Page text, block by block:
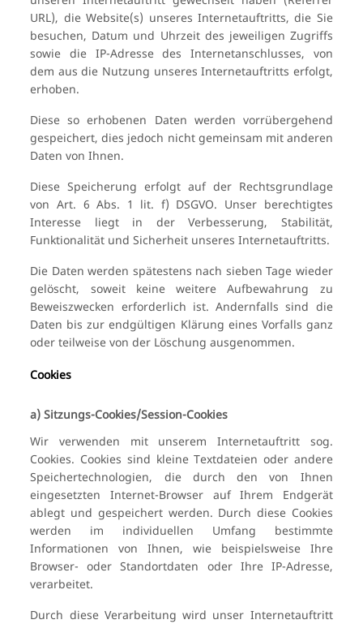
URL), die Website(s) unseres Internetauftritts, die Sie
besuchen, Datum und Uhrzeit des jeweiligen Zugriffs
sowie die IP-Adresse des Internetanschlusses, von
dem aus die Nutzung unseres Internetauftritts erfolgt,
erhoben.
Diese so erhobenen Daten werden vorrübergehend
gespeichert, dies jedoch nicht gemeinsam mit anderen
Daten von Ihnen.
Diese Speicherung erfolgt auf der Rechtsgrundlage
von Art. 6 Abs. 1 lit. f) DSGVO. Unser berechtigtes
Interesse liegt in der Verbesserung, Stabilität,
Funktionalität und Sicherheit unseres Internetauftritts.
Die Daten werden spätestens nach sieben Tage wieder
gelöscht, soweit keine weitere Aufbewahrung zu
Beweiszwecken erforderlich ist. Andernfalls sind die
Daten bis zur endgültigen Klärung eines Vorfalls ganz
oder teilweise von der Löschung ausgenommen.
Cookies
a) Sitzungs-Cookies/Session-Cookies
Wir verwenden mit unserem Internetauftritt sog.
Cookies. Cookies sind kleine Textdateien oder andere
Speichertechnologien, die durch den von Ihnen
eingesetzten Internet-Browser auf Ihrem Endgerät
ablegt und gespeichert werden. Durch diese Cookies
werden im individuellen Umfang bestimmte
Informationen von Ihnen, wie beispielsweise Ihre
Browser- oder Standortdaten oder Ihre IP-Adresse,
verarbeitet.
Durch diese Verarbeitung wird unser Internetauftritt